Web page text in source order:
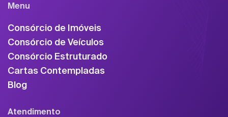
Menu
Consórcio de Imóveis
Consórcio de Veículos
Consórcio Estruturado
Cartas Contempladas
Blog
Atendimento